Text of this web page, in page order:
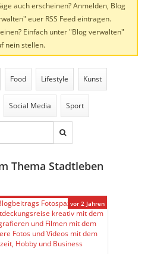
auch erscheinen? Anmelden, Blog
euer RSS Feed eintragen.
Einfach unter "Blog verwalten"
nein stellen.
Food Lifestyle Kunst
Social Media Sport
Thema Stadtleben
vor 2 Jahren